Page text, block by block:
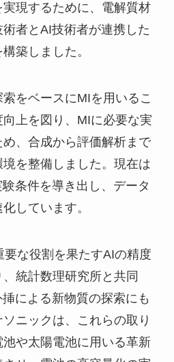
現するために、電解質材
者とAI技術者が連携した
築しました。
をベースにMIを用いるこ
上を図り、MIに必要な実
、合成から評価解析まで
を整備しました。現在は
条件を導き出し、データ
しています。
な役割を果たすAIの精度
統計数理研究所と共同
による新物質の探索にも
ニックは、これらの取り
や太陽電池に用いる革新